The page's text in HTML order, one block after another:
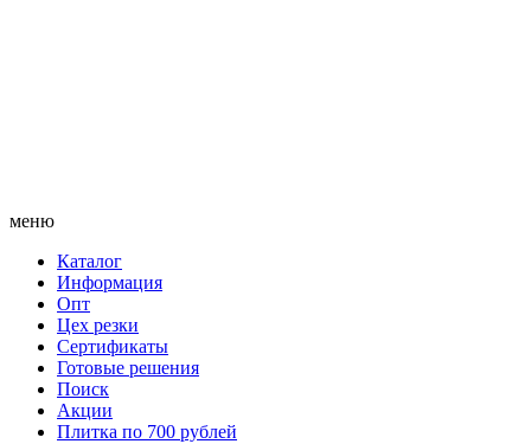
меню
Каталог
Информация
Опт
Цех резки
Сертификаты
Готовые решения
Поиск
Акции
Плитка по 700 рублей